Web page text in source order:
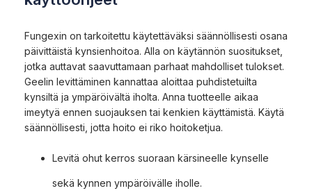
Fungexin on tarkoitettu käytettäväksi säännöllisesti osana
päivittäistä kynsienhoitoa. Alla on käytännön suositukset,
jotka auttavat saavuttamaan parhaat mahdolliset tulokset.
Geelin levittäminen kannattaa aloittaa puhdistetuilta
kynsiltä ja ympäröivältä iholta. Anna tuotteelle aikaa
imeytyä ennen suojauksen tai kenkien käyttämistä. Käytä
säännöllisesti, jotta hoito ei riko hoitoketjua.
Levitä ohut kerros suoraan kärsineelle kynselle
sekä kynnen ympäröivälle iholle.